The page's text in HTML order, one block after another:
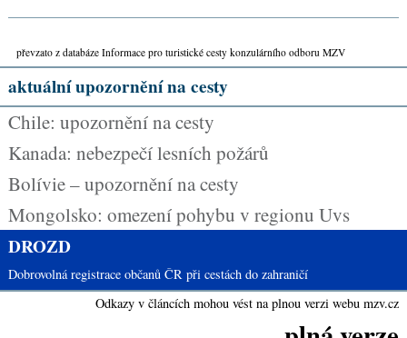
převzato z databáze Informace pro turistické cesty konzulárního odboru MZV
aktuální upozornění na cesty
Chile: upozornění na cesty
Kanada: nebezpečí lesních požárů
Bolívie – upozornění na cesty
Mongolsko: omezení pohybu v regionu Uvs
DROZD
Dobrovolná registrace občanů ČR při cestách do zahraničí
Odkazy v článcích mohou vést na plnou verzi webu mzv.cz